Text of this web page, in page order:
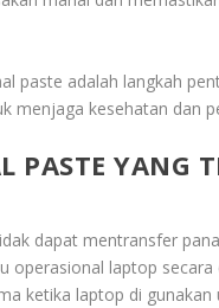
paste adalah langkah
menjaga kesehatan dan
PASTE YANG
dapat mentransfer
operasional laptop
ketika laptop di